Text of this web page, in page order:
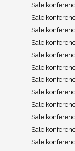
Sale
Sale
Sale
Sale
Sale
Sale
Sale
Sale
Sale
Sale
Sale
Sale